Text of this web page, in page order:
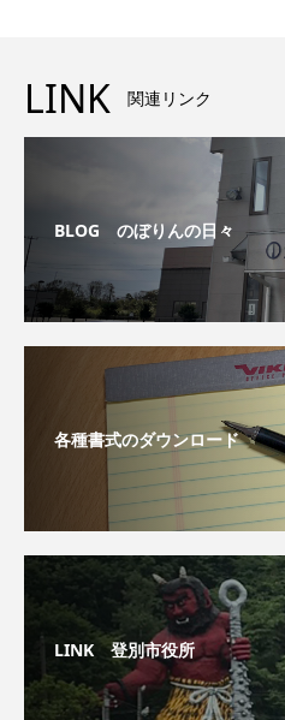
LINK 関連リンク
BLOG のぼりんの日々
各種書式のダウンロード
LINK 登別市役所